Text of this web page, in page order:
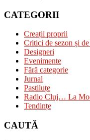
CATEGORII
Creații proprii
Critici de sezon și
Designeri
Evenimente
Fără categorie
Jurnal
Pastiluțe
Radio Cluj… La
Tendințe
CAUTĂ